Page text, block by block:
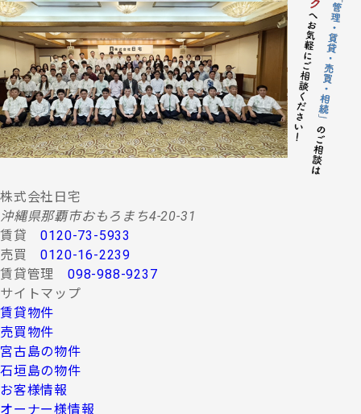
他取り決め事項の履行に必要な範囲における利用
並びに当社及び当社グループ会社（アパマンショ
ップ本部及び加盟企業を含む：以下同じ）が提供
する情報・サービスの提供。
(２) 当社グループ会社によるコンサルティング、調査
等に関する契約その他取り決め事項の履行に必要
な範囲における利用並びに情報・サービスの提
供。
(３) 当社グループ会社における広告・宣伝、その他当
社グループ会社より発送されるダイレクトメール
又は、Ｅ-mail、Ｗｅｂサイト等を利用した情報サ
ービスの提供。
(４) 当社グループ会社が行う顧客動向調査、市場調
査、商品開発等の分析データ並びに広告反響等の
各種調査。
(５) 前各項に定める利用目的の達成に必要な範囲にお
ける個人情報の第三者提供。
４.お客様の個人情報の第三者への提供
第三者への提供にあたっては、機密保持のために必要な
措置を講じます。なお、上記利用目的の達成に必要な範
囲内において業務委託先に情報を提供する場合など、法
令に反しない範囲で停止請求をお受けできないことがあ
ります。 お客様の個人情報は、上記利用目的のために以
下の者に対して書面または口頭もしくはその他媒体によ
株式会社日宅
沖縄県那覇市おもろまち4-20-31
賃貸0120-73-5933
売買0120-16-2239
賃貸管理 098-988-9237
サイトマップ
賃貸物件
売買物件
宮古島の物件
石垣島の物件
お客様情報
オーナー様情報